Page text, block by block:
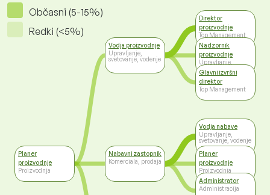
Občasni (5-15%)
Redki (<5%)
Planer
proizvodnje
Proizvodnja
Vodja proizvodnje
Upravljanje,
svetovanje, vodenje
Nabavni zastopnik
Komerciala, prodaja
Direktor
proizvodnje
Top Management
Nadzornik
proizvodnje
Upravljanje,
svetovanje, vodenje
Glavni izvršni
direktor
Top Management
Vodja nabave
Upravljanje,
svetovanje, vodenje
Planer
proizvodnje
Proizvodnja
Administrator
Administracija